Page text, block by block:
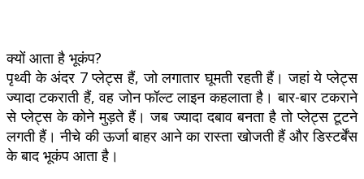
क्यों आता है भूकंप?
पृथ्वी के अंदर 7 प्लेट्स हैं, जो लगातार घूमती रहती हैं। जहां ये प्लेट्स
ज्यादा टकराती हैं, वह जोन फॉल्ट लाइन कहलाता है। बार-बार टकराने
से प्लेट्स के कोने मुड़ते हैं। जब ज्यादा दबाव बनता है तो प्लेट्स टूटने
लगती हैं। नीचे की ऊर्जा बाहर आने का रास्ता खोजती हैं और डिस्टर्बेंस
के बाद भूकंप आता है।